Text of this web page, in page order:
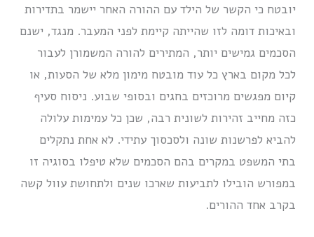
יובטח כי הקשר של הילד עם ההורה האחר יישמר בתדירות
ובאיכות דומה לזו שהייתה קיימת לפני המעבר. מנגד, ישנם
הסכמים גמישים יותר, המתירים להורה המשמורן לעבור
לכל מקום בארץ כל עוד מובטח מימון מלא של הסעות, או
קיום מפגשים מרוכזים בחגים ובסופי שבוע. ניסוח סעיף
כזה מחייב זהירות לשונית רבה, שכן כל עמימות עלולה
להביא לפרשנות שונה ולסכסוך עתידי. לא אחת נתקלים
בתי המשפט במקרים בהם הסכמים שלא טיפלו בסוגיה זו
במפורש הובילו לתביעות שארכו שנים ולתחושת עוול קשה
בקרב אחד ההורים.